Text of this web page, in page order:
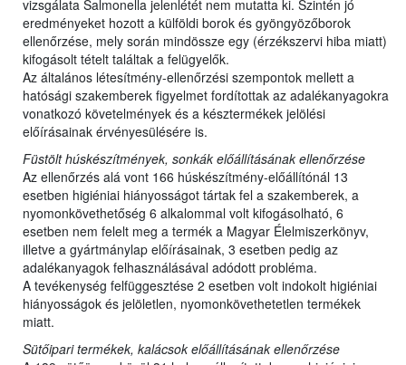
vizsgálata Salmonella jelenlétét nem mutatta ki. Szintén jó
eredményeket hozott a külföldi borok és gyöngyözőborok
ellenőrzése, mely során mindössze egy (érzékszervi hiba miatt)
kifogásolt tételt találtak a felügyelők.
Az általános létesítmény-ellenőrzési szempontok mellett a
hatósági szakemberek figyelmet fordítottak az adalékanyagokra
vonatkozó követelmények és a késztermékek jelölési
előírásainak érvényesülésére is.
Füstölt húskészítmények, sonkák előállításának ellenőrzése
Az ellenőrzés alá vont 166 húskészítmény-előállítónál 13
esetben higiéniai hiányosságot tártak fel a szakemberek, a
nyomonkövethetőség 6 alkalommal volt kifogásolható, 6
esetben nem felelt meg a termék a Magyar Élelmiszerkönyv,
illetve a gyártmánylap előírásainak, 3 esetben pedig az
adalékanyagok felhasználásával adódott probléma.
A tevékenység felfüggesztése 2 esetben volt indokolt higiéniai
hiányosságok és jelöletlen, nyomonkövethetetlen termékek
miatt.
Sütőipari termékek, kalácsok előállításának ellenőrzése